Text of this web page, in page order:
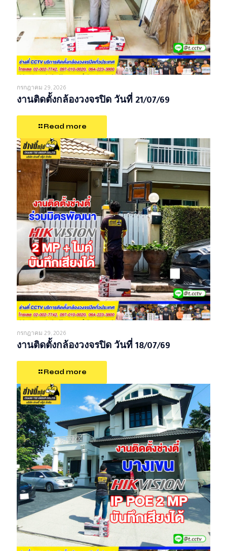
กรกฎาคม 29, 2026
งานติดตั้งกล้องวงจรปิด วันที่ 21/07/69
Read more
กรกฎาคม 29, 2026
งานติดตั้งกล้องวงจรปิด วันที่ 18/07/69
Read more